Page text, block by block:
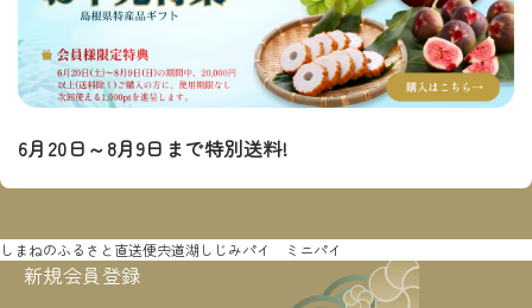
6月20日～8月9日まで特別送料!
しまねのふるさと直送便宍道湖しじみパイ ミニパイ
新規会員登録